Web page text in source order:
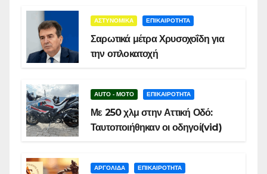
ΑΣΤΥΝΟΜΙΚΑ ΕΠΙΚΑΙΡΟΤΗΤΑ
Σαρωτικά μέτρα Χρυσοχοΐδη για
την οπλοκατοχή
AUTO - MOTO ΕΠΙΚΑΙΡΟΤΗΤΑ
Με 250 χλμ στην Αττική Οδό:
Ταυτοποιήθηκαν οι οδηγοί(vid)
ΑΡΓΟΛΙΔΑ ΕΠΙΚΑΙΡΟΤΗΤΑ